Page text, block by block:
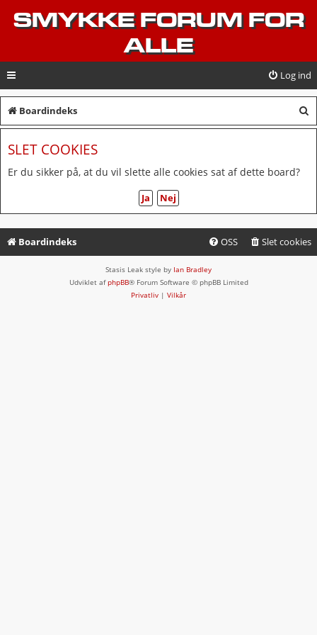
SMYKKE FORUM FOR
ALLE
Log ind
Boardindeks
ø
SLET COOKIES
Er du sikker på, at du vil slette alle cookies sat af dette board?
Boardindeks Slet cookies
OSS
Stasis Leak style by Ian Bradley
Udviklet afphpBB® Forum Software © phpBB Limited
Privatliv | Vilkår